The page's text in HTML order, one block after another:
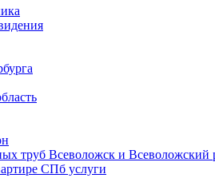
труб Всеволожск и Всеволожский
СПб услуги